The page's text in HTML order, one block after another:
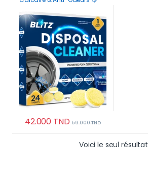
42.000 TND 59.000TND
Voici le seul résultat